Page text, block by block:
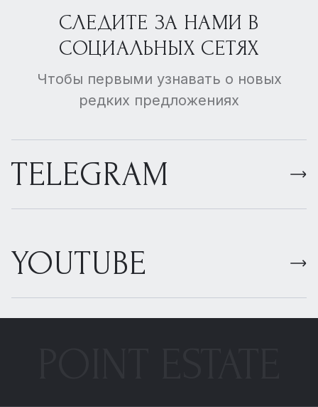
СЛЕДИТЕ ЗА НАМИ В
СОЦИАЛЬНЫХ СЕТЯХ
Чтобы первыми узнавать о новых
редких предложениях
TELEGRAM
YOUTUBE